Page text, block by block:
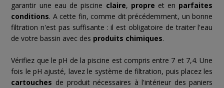
garantir une eau de piscine claire, propre et en parfaites
conditions. A cette fin, comme dit précédemment, un bonne
filtration n'est pas suffisante : il est obligatoire de traiter l'eau
de votre bassin avec des produits chimiques.
Vérifiez que le pH de la piscine est compris entre 7 et 7,4. Une
fois le pH ajusté, lavez le système de filtration, puis placez les
cartouches de produit nécessaires à l'intérieur des paniers